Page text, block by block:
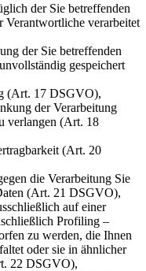
der Sie betreffenden
Verantwortliche verarbeitet
der Sie betreffenden
gespeichert
(Art. 17 DSGVO),
der Verarbeitung
verlangen (Art. 18
(Art. 20
die Verarbeitung Sie
(Art. 21 DSGVO),
auf einer
Profiling –
zu werden, die Ihnen
oder sie in ähnlicher
22 DSGVO),